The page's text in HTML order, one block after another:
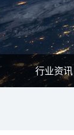
行业资讯